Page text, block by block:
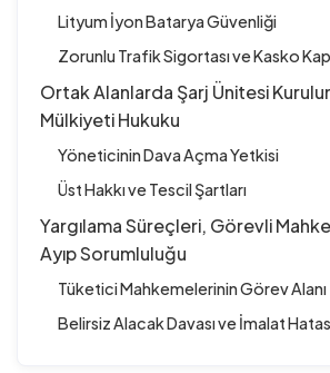
Lityum İyon Batarya Güvenliği
Zorunlu Trafik Sigortası ve Kasko
Ortak Alanlarda Şarj Ünitesi
Mülkiyeti Hukuku
Yöneticinin Dava Açma Yetkisi
Üst Hakkı ve Tescil Şartları
Yargılama Süreçleri, Görevli
Ayıp Sorumluluğu
Tüketici Mahkemelerinin Görev Alanı
Belirsiz Alacak Davası ve İmalat